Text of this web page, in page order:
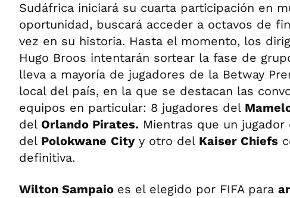
Sudáfrica iniciará su cuarta participación en
oportunidad, buscará acceder a octavos de
vez en su historia. Hasta el momento, los
Hugo Broos intentarán sortear la fase de
lleva a mayoría de jugadores de la Betway
local del país, en la que se destacan las
equipos en particular: 8 jugadores del
del Orlando Pirates. Mientras que un jugador
del Polokwane Cityy otro del Kaiser Chiefs
definitiva.
Wilton Sampaio es el elegido por FIFA para